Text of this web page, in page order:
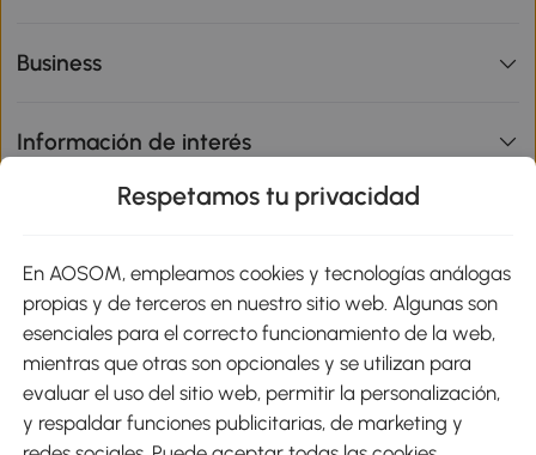
Business
Información de interés
Métodos de Pago
Respetamos tu privacidad
En AOSOM, empleamos cookies y tecnologías análogas
propias y de terceros en nuestro sitio web. Algunas son
esenciales para el correcto funcionamiento de la web,
mientras que otras son opcionales y se utilizan para
evaluar el uso del sitio web, permitir la personalización,
y respaldar funciones publicitarias, de marketing y